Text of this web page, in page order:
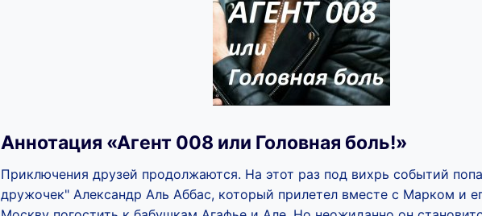
Аннотация «Агент 008 или Головная боль!»
Приключения друзей продолжаются. На этот раз под вихрь событий
дружочек" Александр Аль Аббас, который прилетел вместе с Марком и